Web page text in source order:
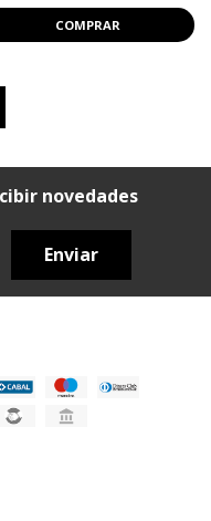
COMPRAR
novedades
Enviar